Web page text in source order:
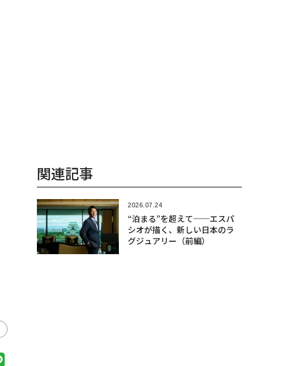
関連記事
2026.07.24
“泊まる”を超えて──エスパ
シオが描く、新しい日本のラ
グジュアリー（前編）